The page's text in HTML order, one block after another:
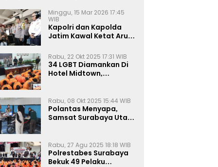
Minggu, 15 Mar 2026 17:45
WIB
Kapolri dan Kapolda
Jatim Kawal Ketat Arus
Rabu, 22 Okt 2025 17:31 WIB
34 LGBT Diamankan Di
Hotel Midtown,
Rabu, 08 Okt 2025 15:44 WIB
Polantas Menyapa,
Samsat Surabaya Utara
Rabu, 27 Agu 2025 18:18 WIB
Polrestabes Surabaya
Bekuk 49 Pelaku